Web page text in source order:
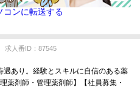
コンに転送する
求人番ID：87545
あり。経験とスキルに自信のある薬
薬剤師・管理薬剤師】【社員募集・